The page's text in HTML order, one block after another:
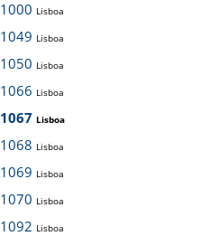
1000 Lisboa
1049 Lisboa
1050 Lisboa
1066 Lisboa
1067 Lisboa
1068 Lisboa
1069 Lisboa
1070 Lisboa
1092 Lisboa